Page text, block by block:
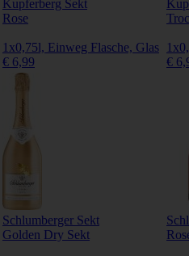
Kupferberg Sekt
Rose
1x0,75l, Einweg Flasche, Glas
€ 6,99
€
Schlumberger Sekt
Golden Dry Sekt